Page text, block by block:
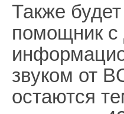
Также
помощник с
звуком от
остаются